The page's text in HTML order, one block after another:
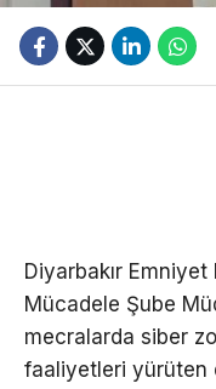
Diyarbakır
Mücadele Şube
mecralarda siber
faaliyetleri yürüten